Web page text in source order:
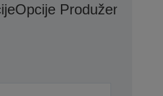
Opcije Produžene